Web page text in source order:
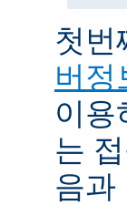
첫번
버정
이용
는
음과